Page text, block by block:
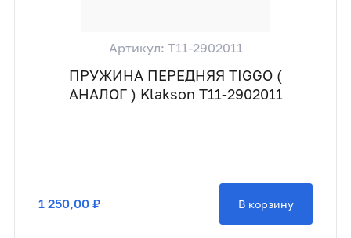
Артикул: T11-2902011
ПРУЖИНА ПЕРЕДНЯЯ TIGGO (
АНАЛОГ ) Klakson T11-2902011
1 250,00 ₽ В корзину